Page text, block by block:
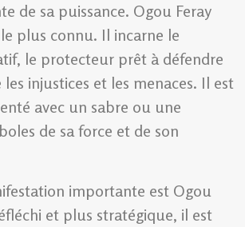
de sa puissance. Ogou Feray
plus connu. Il incarne le
le protecteur prêt à défendre
les injustices et les menaces. Il est
avec un sabre ou une
de sa force et de son
importante est Ogou
et plus stratégique, il est